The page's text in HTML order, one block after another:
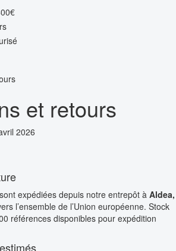
et retours
2026
expédiées depuis notre entrepôt à Aldea,
l’ensemble de l’Union européenne. Stock
références disponibles pour expédition